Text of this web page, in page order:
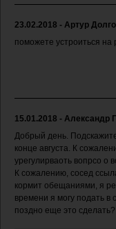
23.02.2018 - Артур
поможете устроиться на
15.01.2018 - Александр
Добрый день.
конце августа. К
урегулирваоть вопрсо о
К сожалению, сосед
кормит обещаниями, я
времени я могу подать в
поздно еще это